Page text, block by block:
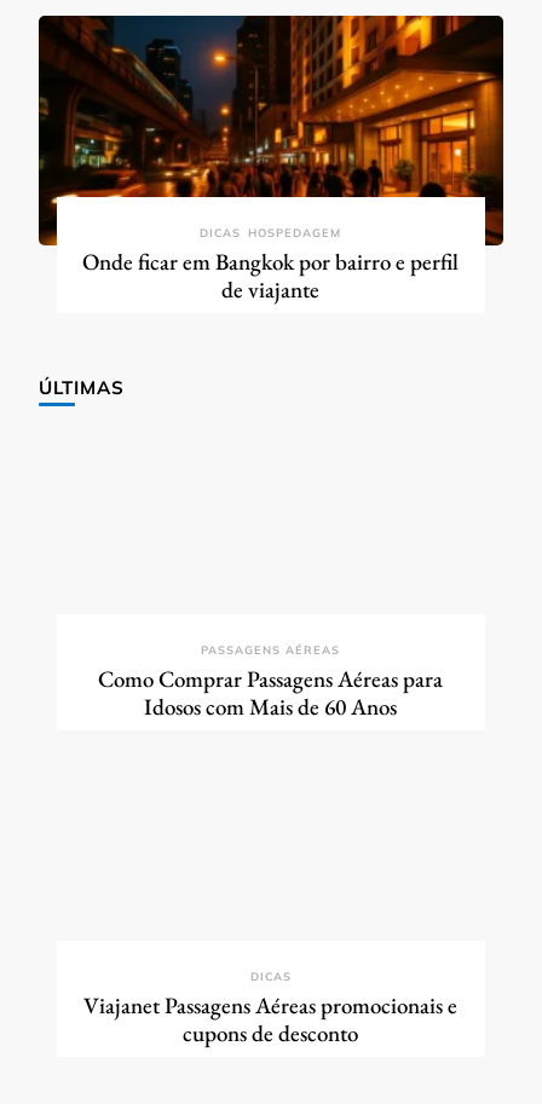
DICAS HOSPEDAGEM
Onde ficar em Bangkok por bairro e perfil
de viajante
ÚLTIMAS
PASSAGENS AÉREAS
Como Comprar Passagens Aéreas para
Idosos com Mais de 60 Anos
DICAS
Viajanet Passagens Aéreas promocionais e
cupons de desconto